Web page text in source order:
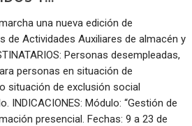
una nueva edición de
de Actividades Auxiliares de almacén y
Personas desempleadas,
personas en situación de
situación de exclusión social
INDICACIONES: Módulo: “Gestión de
presencial. Fechas: 9 a 23 de